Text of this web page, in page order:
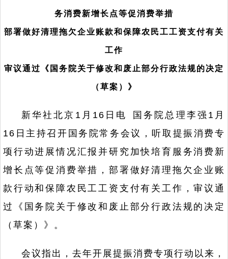
务消费新增长点等促消费举措
部署做好清理拖欠企业账款和保障农民工工资支付有关
工作
审议通过《国务院关于修改和废止部分行政法规的决定
（草案）》
新华社北京1月16日电 国务院总理李强1月
16日主持召开国务院常务会议，听取提振消费专
项行动进展情况汇报并研究加快培育服务消费新
增长点等促消费举措，部署做好清理拖欠企业账
款行动和保障农民工工资支付有关工作，审议通
过《国务院关于修改和废止部分行政法规的决定
（草案）》。
会议指出，去年开展提振消费专项行动以来，